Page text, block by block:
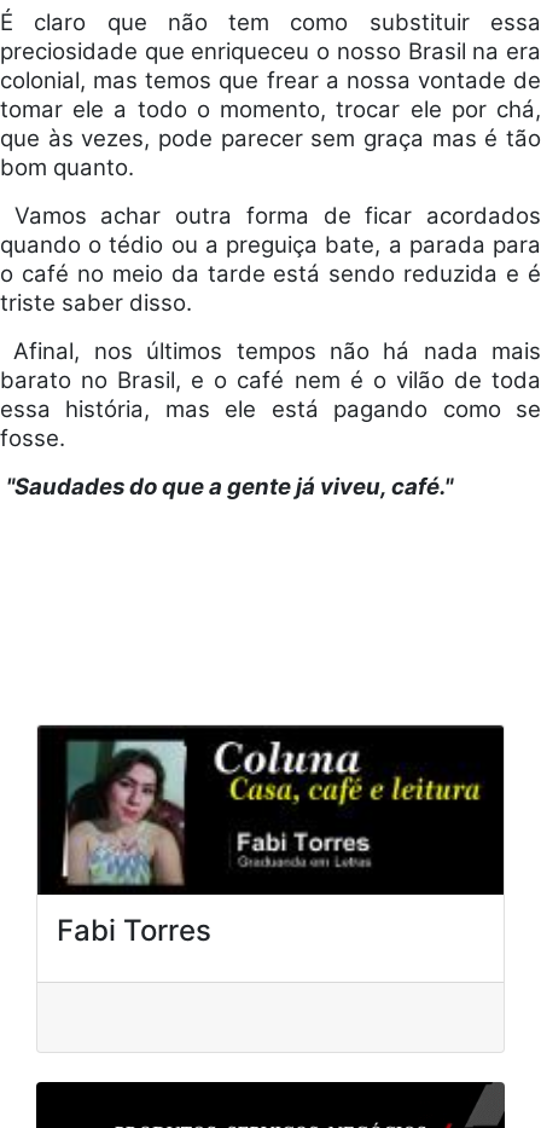
É claro que não tem como substituir essa
preciosidade que enriqueceu o nosso Brasil na era
colonial, mas temos que frear a nossa vontade de
tomar ele a todo o momento, trocar ele por chá,
que às vezes, pode parecer sem graça mas é tão
bom quanto.
Vamos achar outra forma de ficar acordados
quando o tédio ou a preguiça bate, a parada para
o café no meio da tarde está sendo reduzida e é
triste saber disso.
Afinal, nos últimos tempos não há nada mais
barato no Brasil, e o café nem é o vilão de toda
essa história, mas ele está pagando como se
fosse.
"Saudades do que a gente já viveu, café."
Fabi Torres